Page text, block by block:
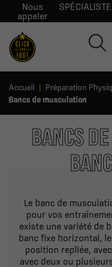
Nous
appeler
SPÉCIALISTE
Accueil Préparation
Bancs de musculation
BANCS
Le banc de
pour vos
existe une variété de
banc fixe horizontal,
position repliée,
avec deux ou